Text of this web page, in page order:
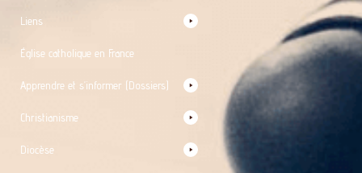
Liens
Église catholique en France
Apprendre et s’informer (Dossiers)
Christianisme
Diocèse